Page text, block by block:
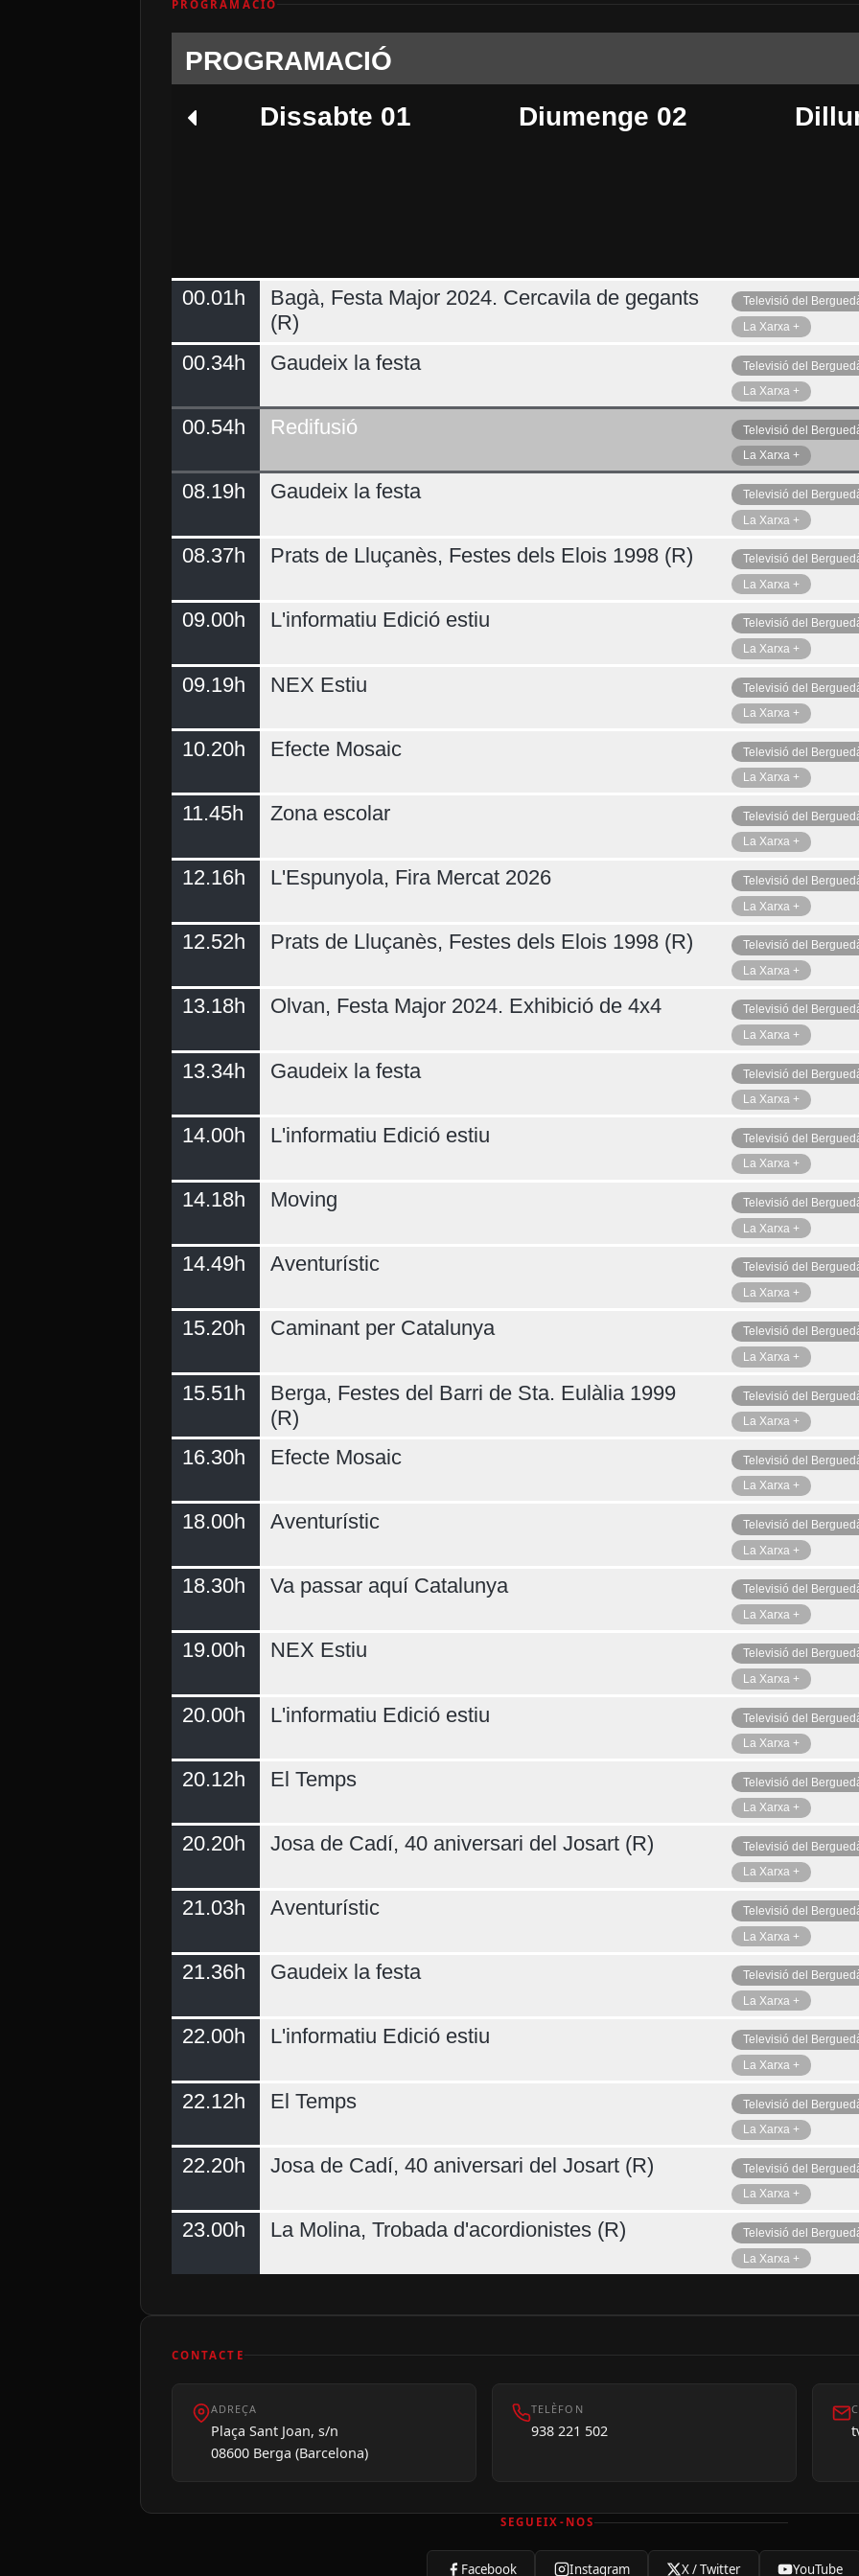
PROGRAMACIÓ
PROGRAMACIÓ
Dissabte 01
Diumenge 02
Dimarts 04 Dimecres 05 Ahir
Demà
00.01h
Bagà, Festa Major 2024. Cercavila de gegants
(R)
Televisió del
La Xarxa +
00.34h Gaudeix la festa
Televisió del
La Xarxa +
00.54h Redifusió
Televisió del
La Xarxa +
08.19h Gaudeix la festa
Televisió del
La Xarxa +
08.37h Prats de Lluçanès, Festes dels Elois 1998 (R)
Televisió del
La Xarxa +
09.00h L'informatiu Edició estiu
Televisió del
La Xarxa +
09.19h NEX Estiu
Televisió del
La Xarxa +
10.20h Efecte Mosaic
Televisió del
La Xarxa +
11.45h Zona escolar
Televisió del
La Xarxa +
12.16h L'Espunyola, Fira Mercat 2026
Televisió del
La Xarxa +
12.52h Prats de Lluçanès, Festes dels Elois 1998 (R)
Televisió del
La Xarxa +
13.18h Olvan, Festa Major 2024. Exhibició de 4x4
Televisió del
La Xarxa +
13.34h Gaudeix la festa
Televisió del
La Xarxa +
14.00h L'informatiu Edició estiu
Televisió del
La Xarxa +
14.18h Moving
Televisió del
La Xarxa +
14.49h Aventurístic
Televisió del
La Xarxa +
15.20h Caminant per Catalunya
Televisió del
La Xarxa +
15.51h
Berga, Festes del Barri de Sta. Eulàlia 1999
(R)
Televisió del
La Xarxa +
16.30h Efecte Mosaic
Televisió del
La Xarxa +
18.00h Aventurístic
Televisió del
La Xarxa +
18.30h Va passar aquí Catalunya
Televisió del
La Xarxa +
19.00h NEX Estiu
Televisió del
La Xarxa +
20.00h L'informatiu Edició estiu
Televisió del
La Xarxa +
20.12h El Temps
Televisió del
La Xarxa +
20.20h Josa de Cadí, 40 aniversari del Josart (R)
Televisió del
La Xarxa +
21.03h Aventurístic
Televisió del
La Xarxa +
21.36h Gaudeix la festa
Televisió del
La Xarxa +
22.00h L'informatiu Edició estiu
Televisió del
La Xarxa +
22.12h El Temps
Televisió del
La Xarxa +
22.20h Josa de Cadí, 40 aniversari del Josart (R)
Televisió del
La Xarxa +
23.00h La Molina, Trobada d'acordionistes (R)
Televisió del
La Xarxa +
CONTACTE
ADREÇA
Plaça Sant Joan, s/n
08600 Berga (Barcelona)
TELÈFON
938 221 502
SEGUEIX-NOS
Facebook Instagram X / Twitter YouTube